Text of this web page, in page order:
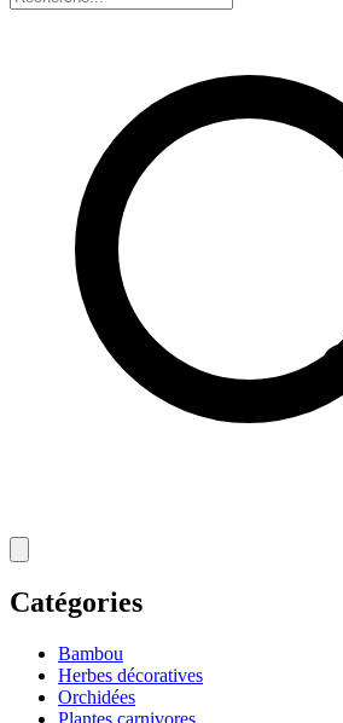
Catégories
Bambou
Herbes décoratives
Orchidées
Plantes carnivores